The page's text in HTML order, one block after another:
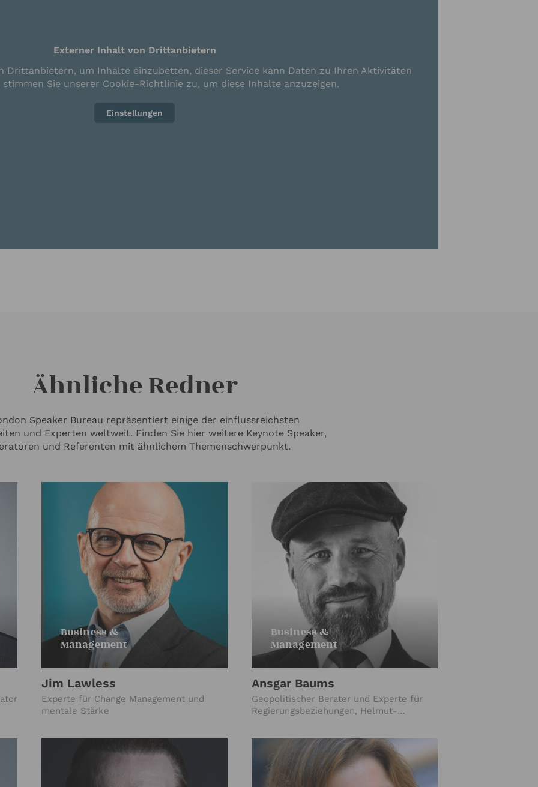
Externer Inhalt von Drittanbietern
Drittanbietern, um Inhalte einzubetten, dieser Service kann Daten zu Ihren Aktivitäten
Sie unserer Cookie-Richtlinie zu, um diese Inhalte anzuzeigen.
Einstellungen
Ähnliche Redner
Speaker Bureau repräsentiert einige der einflussreichsten
und Experten weltweit. Finden Sie hier weitere Keynote Speaker,
und Referenten mit ähnlichem Themenschwerpunkt.
Business &
Management
Jim Lawless
Experte für Change Management und
mentale Stärke
Business &
Management
Ansgar Baums
Geopolitischer Berater und Experte für
Regierungsbeziehungen, Helmut-